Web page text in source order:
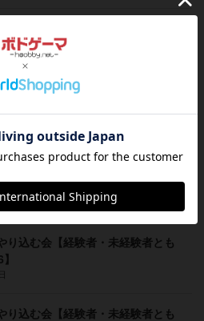
】
】
り込む会【経験者・未経験者とも
り込む会【経験者・未経験者とも
り込む会【経験者・未経験者とも